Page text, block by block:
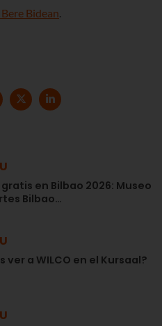
Bidean.
en Bilbao 2026: Museo
Bilbao…
ver a WILCO en el Kursaal?